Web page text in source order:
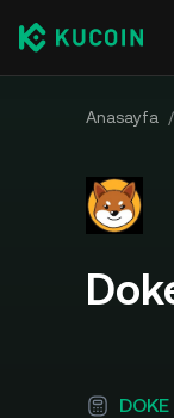
Anasayfa /